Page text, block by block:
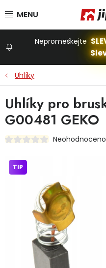
Stavba a dům
Domácnost
Dětská hřiště
Autodoplňky
Nepromeškejte
Uhlíky
Uhlíky pro
G00481 GEKO
Neohodnoceno
TIP